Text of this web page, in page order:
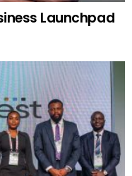
Launchpad